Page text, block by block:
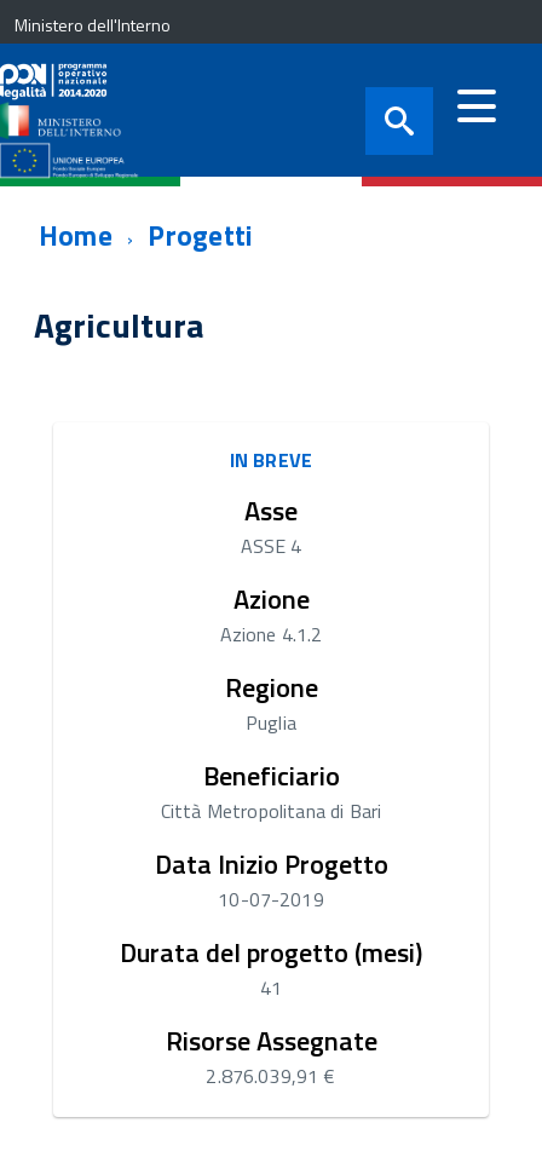
Ministero dell'Interno
Home Progetti
Agricultura
IN BREVE
Asse
ASSE 4
Azione
Azione 4.1.2
Regione
Puglia
Beneficiario
Città Metropolitana di Bari
Data Inizio Progetto
10-07-2019
Durata del progetto (mesi)
41
Risorse Assegnate
2.876.039,91 €